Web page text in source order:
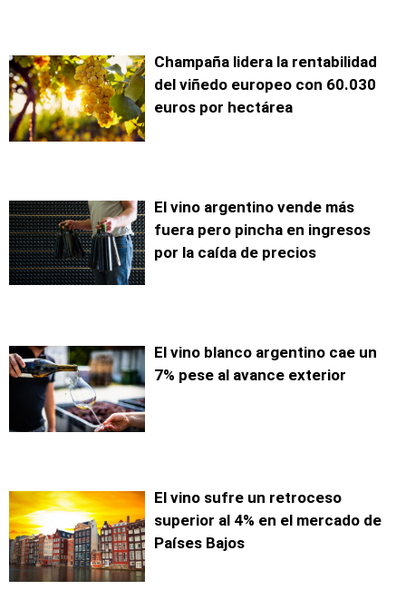
Champaña lidera la rentabilidad
del viñedo europeo con 60.030
euros por hectárea
El vino argentino vende más
fuera pero pincha en ingresos
por la caída de precios
El vino blanco argentino cae un
7% pese al avance exterior
El vino sufre un retroceso
superior al 4% en el mercado de
Países Bajos